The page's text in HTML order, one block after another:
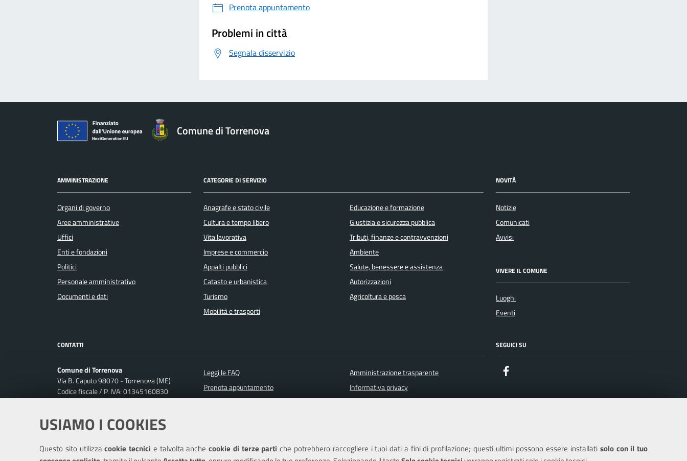
USIAMO I COOKIES
Questo sito utilizzacookie tecnici e talvolta anchecookie di terze parti che potrebbero raccogliere i tuoi dati a fini di profilazione; questi ultimi possono essere installati solo con il tuo
Prenota appuntamento
Problemi in città
Segnala disservizio
Comune di Torrenova
AMMINISTRAZIONE
Organi di governo
Aree amministrative
Uffici
Enti e fondazioni
Politici
Personale amministrativo
Documenti e dati
CATEGORIE DI SERVIZIO
Anagrafe e stato civile
Cultura e tempo libero
Vita lavorativa
Imprese e commercio
Appalti pubblici
Catasto e urbanistica
Turismo
Mobilità e trasporti
Educazione e formazione
Giustizia e sicurezza pubblica
Tributi, finanze e contravvenzioni
Ambiente
Salute, benessere e assistenza
Autorizzazioni
Agricoltura e pesca
NOVITÀ
Notizie
Comunicati
Avvisi
VIVERE IL COMUNE
Luoghi
Eventi
CONTATTI
Comune di Torrenova
Via B. Caputo 98070 - Torrenova (ME)
Codice fiscale / P. IVA: 01345160830
Ufficio Relazioni con il Pubblico
protocollo@pec.comune.torrenova.me.it
Centralino unico: +39 0941 785060
Leggi le FAQ
Prenota appuntamento
Amministrazione trasparente
Informativa privacy
SEGUICI SU